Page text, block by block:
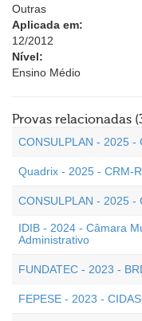
Outras
Aplicada em:
12/2012
Nível:
Ensino Médio
Provas relacionadas
CONSULPLAN - 2025 -
Quadrix - 2025 - CRM-
CONSULPLAN - 2025 -
IDIB - 2024 - Câmara
Administrativo
FUNDATEC - 2023 -
FEPESE - 2023 -